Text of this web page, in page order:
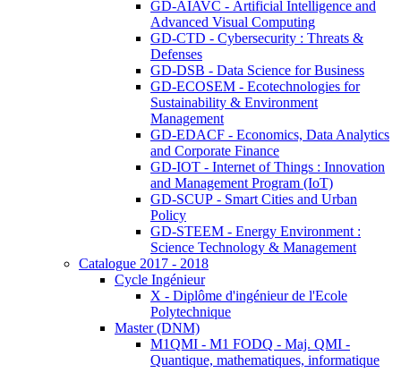
GD-AIAVC - Artificial Intelligence and
Advanced Visual Computing
GD-CTD - Cybersecurity : Threats &
Defenses
GD-DSB - Data Science for Business
GD-ECOSEM - Ecotechnologies for
Sustainability & Environment
Management
GD-EDACF - Economics, Data Analytics
and Corporate Finance
GD-IOT - Internet of Things : Innovation
and Management Program (IoT)
GD-SCUP - Smart Cities and Urban
Policy
GD-STEEM - Energy Environment :
Science Technology & Management
Catalogue 2017 - 2018
Cycle Ingénieur
X - Diplôme d'ingénieur de l'Ecole
Polytechnique
Master (DNM)
M1QMI - M1 FODQ - Maj. QMI -
Quantique, mathematiques, informatique